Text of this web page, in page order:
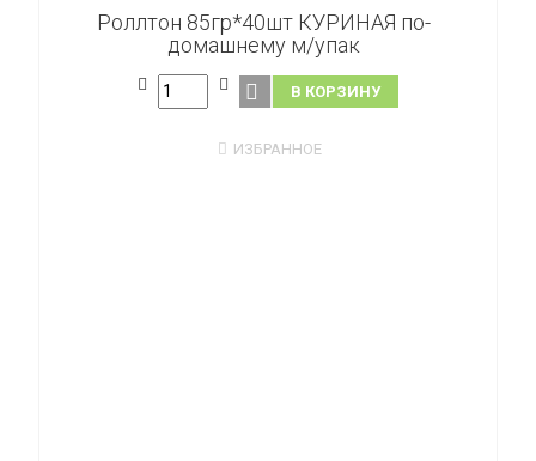
Роллтон 85гр*40шт КУРИНАЯ по-
домашнему м/упак
В КОРЗИНУ
ИЗБРАННОЕ